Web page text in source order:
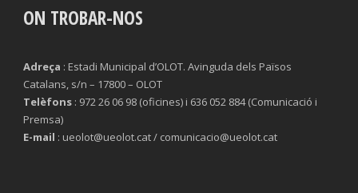
ON TROBAR-NOS
Adreça : Estadi Municipal d’OLOT. Avinguda dels Països
Catalans, s/n – 17800 – OLOT
Telèfons : 972 26 06 98 (oficines) i 636 052 884 (Comunicació i
Premsa)
E-mail : ueolot@ueolot.cat / comunicacio@ueolot.cat